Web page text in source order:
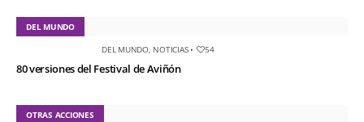
DEL MUNDO
DEL MUNDO, NOTICIAS• 54
80 versiones del Festival de Aviñón
OTRAS ACCIONES